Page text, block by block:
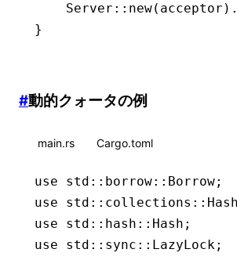
    Server
:: new(acceptor) .
}
#動的クォータの例
main.rs Cargo.toml
use std :: borrow:: Borrow;
use std :: collections ::
use std :: hash :: Hash ;
use std :: sync :: LazyLock ;